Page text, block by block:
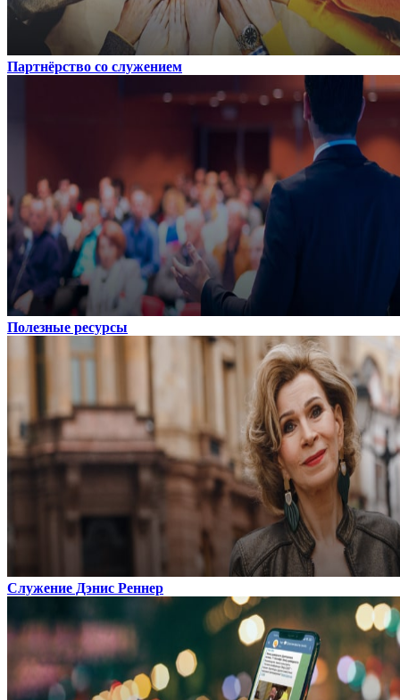
Партнёрство со служением
Полезные ресурсы
Служение Дэнис Реннер